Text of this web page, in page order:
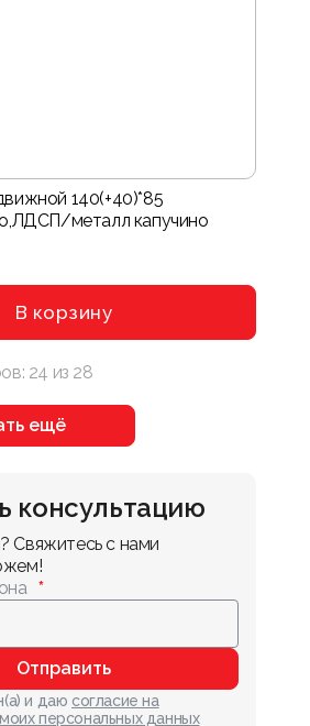
140(+40)*85
металл капучино
В корзину
24 из 28
ещё
консультацию
Свяжитесь с нами
Отправить
и даю согласие на
персональных данных